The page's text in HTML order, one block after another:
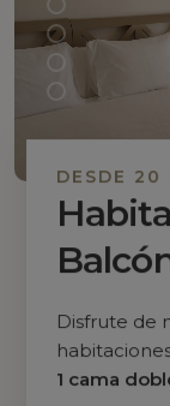
DESDE 20
Disfrute de
1 cama